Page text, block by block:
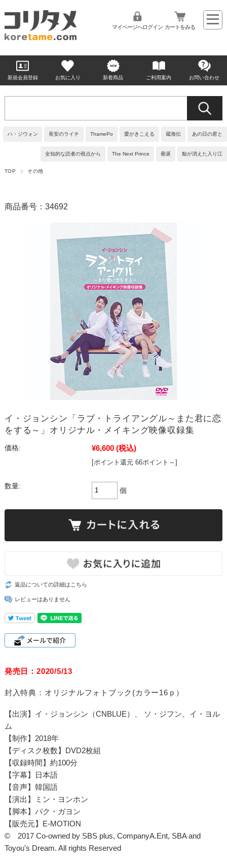
マイページへログイン カートをみる
新規会員登録 お気に入り 新着商品 ご利用案内 お問い合わせ
ハ・ジウォン 長安のライチ ThamePo 愛がきこえる 蔵海伝 あの日の君と
全知的な読者の視点から The Next Prince 垂涎 鯨が消えた入り江
TOP その他
商品番号：34692
イ・ジョンシン「ラブ・トライアングル～また君に恋
をする～」オリジナル・メイキング映像収録集
価格: ¥6,600 (税込)
[ポイント還元 66ポイント～]
数量:
個
返品についての詳細はこちら
レビューはありません
発売日：2020/5/13
封入特典：オリジナルフォトブック(カラー16ｐ）
【出演】イ・ジョンシン（CNBLUE）、 ソ・ジフン、イ・ヨル
ム
【制作】2018年
【ディスク枚数】DVD2枚組
【収録時間】約100分
【字幕】日本語
【音声】韓国語
【演出】ミン・ヨンホン
【脚本】パク・ガヨン
【販売元】E-MOTION
© 2017 Co-owned by SBS plus, CompanyA.Ent, SBA and
Toyou's Dream. All rights Reserved